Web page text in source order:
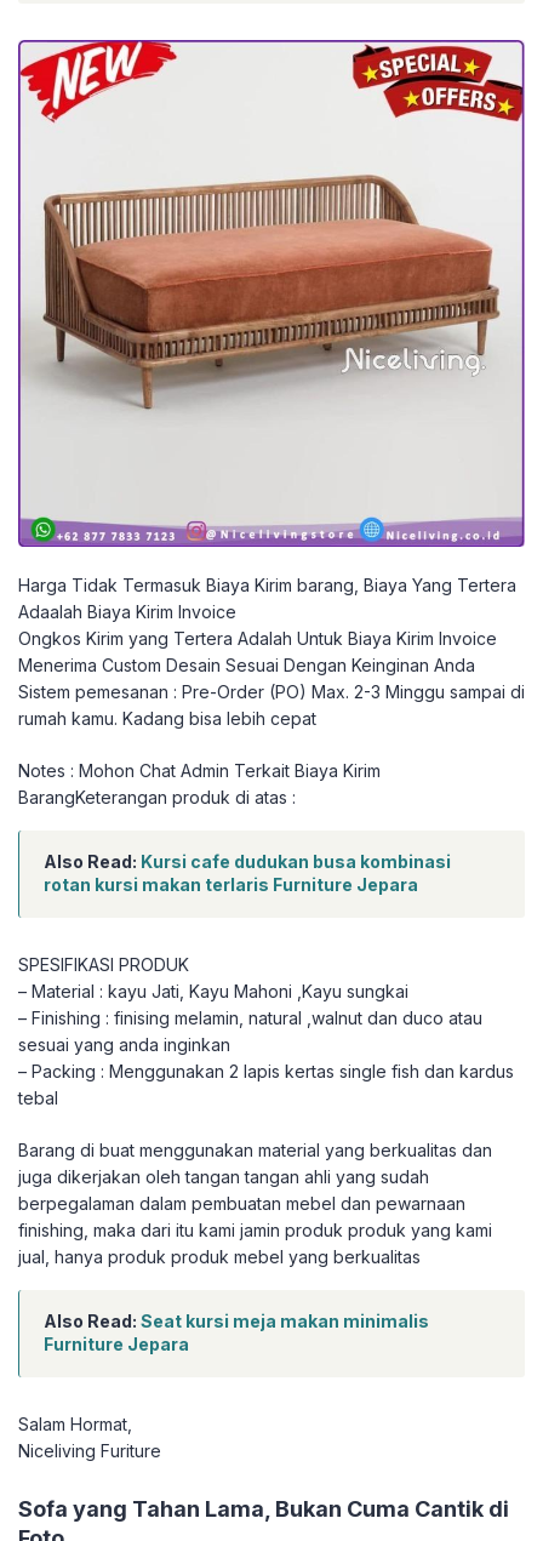
Harga Tidak Termasuk Biaya Kirim barang, Biaya Yang Tertera
Adaalah Biaya Kirim Invoice
Ongkos Kirim yang Tertera Adalah Untuk Biaya Kirim Invoice
Menerima Custom Desain Sesuai Dengan Keinginan Anda
Sistem pemesanan : Pre-Order (PO) Max. 2-3 Minggu sampai di
rumah kamu. Kadang bisa lebih cepat
Notes : Mohon Chat Admin Terkait Biaya Kirim
BarangKeterangan produk di atas :
Also Read: Kursi cafe dudukan busa kombinasi
rotan kursi makan terlaris Furniture Jepara
SPESIFIKASI PRODUK
– Material : kayu Jati, Kayu Mahoni ,Kayu sungkai
– Finishing : finising melamin, natural ,walnut dan duco atau
sesuai yang anda inginkan
– Packing : Menggunakan 2 lapis kertas single fish dan kardus
tebal
Barang di buat menggunakan material yang berkualitas dan
juga dikerjakan oleh tangan tangan ahli yang sudah
berpegalaman dalam pembuatan mebel dan pewarnaan
finishing, maka dari itu kami jamin produk produk yang kami
jual, hanya produk produk mebel yang berkualitas
Also Read: Seat kursi meja makan minimalis
Furniture Jepara
Salam Hormat,
Niceliving Furiture
Sofa yang Tahan Lama, Bukan Cuma Cantik di